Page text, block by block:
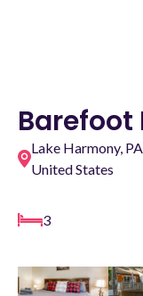
Barefoot
Lake Harmony,
United States
3